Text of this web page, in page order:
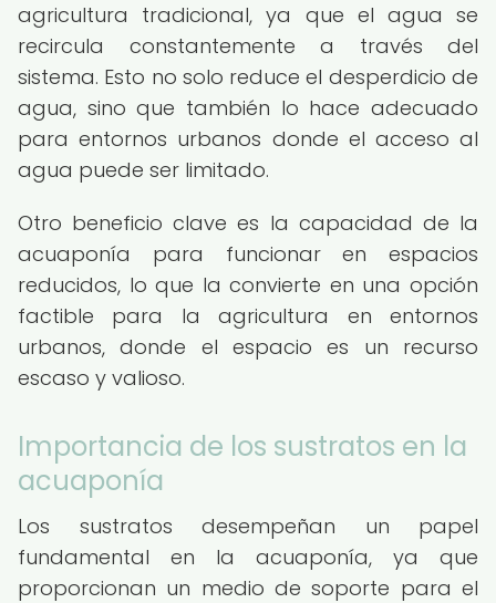
agricultura tradicional, ya que el agua se
recircula constantemente a través del
sistema. Esto no solo reduce el desperdicio de
agua, sino que también lo hace adecuado
para entornos urbanos donde el acceso al
agua puede ser limitado.
Otro beneficio clave es la capacidad de la
acuaponía para funcionar en espacios
reducidos, lo que la convierte en una opción
factible para la agricultura en entornos
urbanos, donde el espacio es un recurso
escaso y valioso.
Importancia de los sustratos en la
acuaponía
Los sustratos desempeñan un papel
fundamental en la acuaponía, ya que
proporcionan un medio de soporte para el